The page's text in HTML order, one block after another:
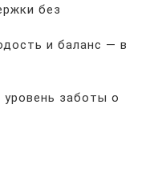
без
и баланс — в
заботы о